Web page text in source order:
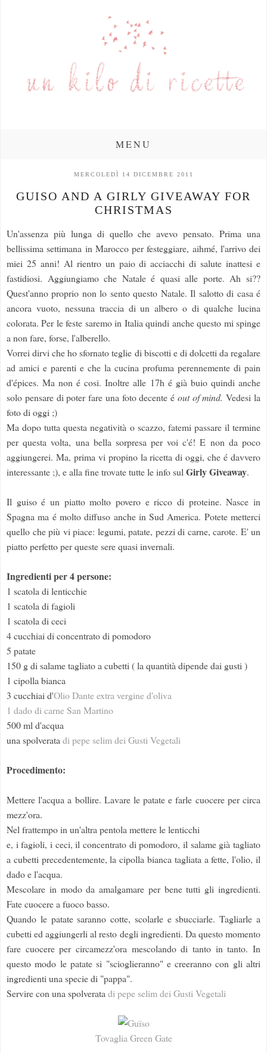
MENU
MERCOLEDÌ 14 DICEMBRE 2011
GUISO AND A GIRLY GIVEAWAY FOR
CHRISTMAS
Un'assenza più lunga di quello che avevo pensato. Prima una
bellissima settimana in Marocco per festeggiare, aihmé, l'arrivo dei
miei 25 anni! Al rientro un paio di acciacchi di salute inattesi e
fastidiosi. Aggiungiamo che Natale é quasi alle porte. Ah si??
Quest'anno proprio non lo sento questo Natale. Il salotto di casa é
ancora vuoto, nessuna traccia di un albero o di qualche lucina
colorata. Per le feste saremo in Italia quindi anche questo mi spinge
a non fare, forse, l'alberello.
Vorrei dirvi che ho sfornato teglie di biscotti e di dolcetti da regalare
ad amici e parenti e che la cucina profuma perennemente di pain
d'épices. Ma non é cosi. Inoltre alle 17h é già buio quindi anche
solo pensare di poter fare una foto decente é out of mind.Vedesi la
foto di oggi ;)
Ma dopo tutta questa negatività o scazzo, fatemi passare il termine
per questa volta, una bella sorpresa per voi c'é! E non da poco
aggiungerei. Ma, prima vi propino la ricetta di oggi, che é davvero
interessante ;), e alla fine trovate tutte le info sulGirlyGiveaway.
Il guiso é un piatto molto povero e ricco di proteine. Nasce in
Spagna ma é molto diffuso anche in Sud America. Potete metterci
quello che più vi piace: legumi, patate, pezzi di carne, carote. E' un
piatto perfetto per queste sere quasi invernali.
Ingredienti per 4 persone:
1 scatola di lenticchie
1 scatola di fagioli
1 scatola di ceci
4 cucchiai di concentrato di pomodoro
5 patate
150 g di salame tagliato a cubetti ( la quantità dipende dai gusti )
1 cipolla bianca
3 cucchiai d'Olio Dante extra vergine d'oliva
1 dado di carne San Martino
500 ml d'acqua
una spolveratadi pepe selim dei Gusti Vegetali
Procedimento:
Mettere l'acqua a bollire. Lavare le patate e farle cuocere per circa
mezz'ora.
Nel frattempo in un'altra pentola mettere le lenticchi
e, i fagioli, i ceci, il concentrato di pomodoro, il salame già tagliato
a cubetti precedentemente, la cipolla bianca tagliata a fette, l'olio, il
dado e l'acqua.
Mescolare in modo da amalgamare per bene tutti gli ingredienti.
Fate cuocere a fuoco basso.
Quando le patate saranno cotte, scolarle e sbucciarle. Tagliarle a
cubetti ed aggiungerli al resto degli ingredienti. Da questo momento
fare cuocere per circamezz'ora mescolando di tanto in tanto. In
questo modo le patate si "scioglieranno" e creeranno con gli altri
ingredienti una specie di "pappa".
Servire con una spolveratadi pepe selim dei Gusti Vegetali
Tovaglia Green Gate